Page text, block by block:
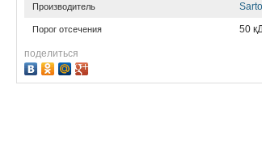
Производитель
Порог отсечения 50
поделиться